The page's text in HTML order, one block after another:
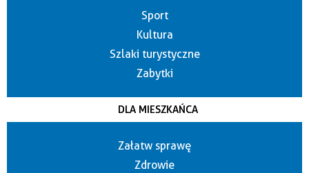
Sport
Kultura
Szlaki turystyczne
Zabytki
DLA MIESZKAŃCA
Załatw sprawę
Zdrowie